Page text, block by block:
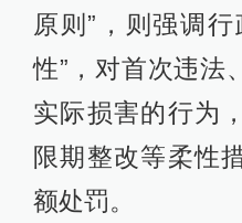
原则”，则强调
性”，对首次违法
实际损害的行为
限期整改等柔性
额处罚。